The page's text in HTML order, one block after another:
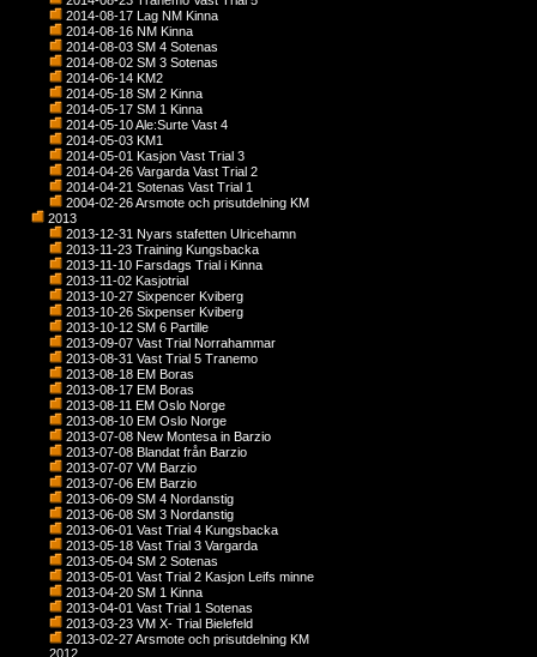
2014-08-17 Lag NM Kinna
2014-08-16 NM Kinna
2014-08-03 SM 4 Sotenas
2014-08-02 SM 3 Sotenas
2014-06-14 KM2
2014-05-18 SM 2 Kinna
2014-05-17 SM 1 Kinna
2014-05-10 Ale:Surte Vast 4
2014-05-03 KM1
2014-05-01 Kasjon Vast Trial 3
2014-04-26 Vargarda Vast Trial 2
2014-04-21 Sotenas Vast Trial 1
2004-02-26 Arsmote och prisutdelning KM
2013
2013-12-31 Nyars stafetten Ulricehamn
2013-11-23 Training Kungsbacka
2013-11-10 Farsdags Trial i Kinna
2013-11-02 Kasjotrial
2013-10-27 Sixpencer Kviberg
2013-10-26 Sixpenser Kviberg
2013-10-12 SM 6 Partille
2013-09-07 Vast Trial Norrahammar
2013-08-31 Vast Trial 5 Tranemo
2013-08-18 EM Boras
2013-08-17 EM Boras
2013-08-11 EM Oslo Norge
2013-08-10 EM Oslo Norge
2013-07-08 New Montesa in Barzio
2013-07-08 Blandat från Barzio
2013-07-07 VM Barzio
2013-07-06 EM Barzio
2013-06-09 SM 4 Nordanstig
2013-06-08 SM 3 Nordanstig
2013-06-01 Vast Trial 4 Kungsbacka
2013-05-18 Vast Trial 3 Vargarda
2013-05-04 SM 2 Sotenas
2013-05-01 Vast Trial 2 Kasjon Leifs minne
2013-04-20 SM 1 Kinna
2013-04-01 Vast Trial 1 Sotenas
2013-03-23 VM X- Trial Bielefeld
2013-02-27 Arsmote och prisutdelning KM
2012